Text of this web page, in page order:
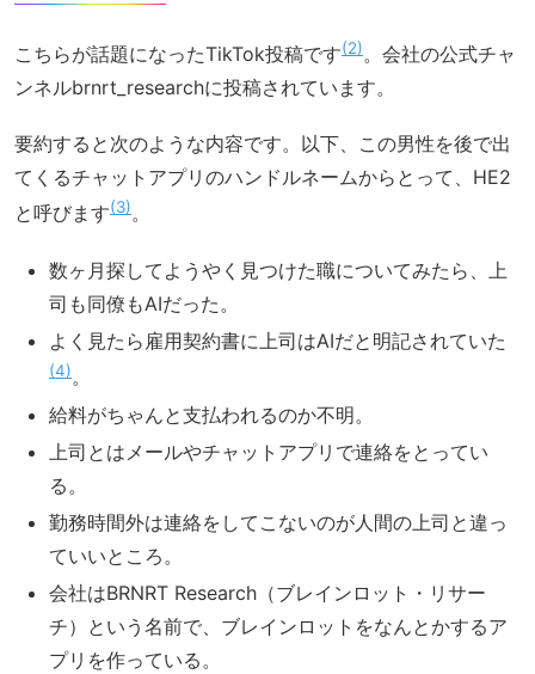
こちらが話題になったTikTok投稿です 2 。会社の公式チャ
ンネルbrnrt_researchに投稿されています。
要約すると次のような内容です。以下、この男性を後で出
てくるチャットアプリのハンドルネームからとって、HE2
と呼びます 3 。
数ヶ月探してようやく見つけた職についてみたら、上
司も同僚もAIだった。
よく見たら雇用契約書に上司はAIだと明記されていた
4 。
給料がちゃんと支払われるのか不明。
上司とはメールやチャットアプリで連絡をとってい
る。
勤務時間外は連絡をしてこないのが人間の上司と違っ
ていいところ。
会社はBRNRT Research（ブレインロット・リサー
チ）という名前で、ブレインロットをなんとかするア
プリを作っている。